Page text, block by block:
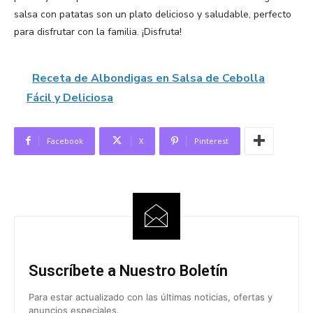
salsa con patatas son un plato delicioso y saludable, perfecto
para disfrutar con la familia. ¡Disfruta!
Receta de Albondigas en Salsa de Cebolla
Fácil y Deliciosa
Facebook X Pinterest
Suscríbete a Nuestro Boletín
Para estar actualizado con las últimas noticias, ofertas y
anuncios especiales.